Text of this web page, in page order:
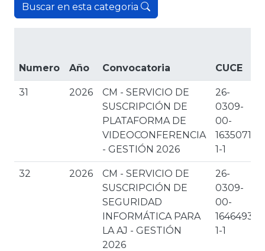
Buscar en esta categoria
Numero Año Convocatoria CUCE
31 2026
CM - SERVICIO DE
SUSCRIPCIÓN DE
PLATAFORMA DE
VIDEOCONFERENCIA
- GESTIÓN 2026
26-
0309-
00-
1635071-
1-1
32 2026
CM - SERVICIO DE
SUSCRIPCIÓN DE
SEGURIDAD
INFORMÁTICA PARA
LA AJ - GESTIÓN
2026
26-
0309-
00-
1646493-
1-1